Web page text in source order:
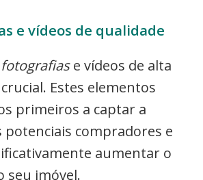
e vídeos de qualidade
fotografiase vídeos de alta
Estes elementos
primeiros a captar a
potenciais compradores e
aumentar o
seu imóvel.